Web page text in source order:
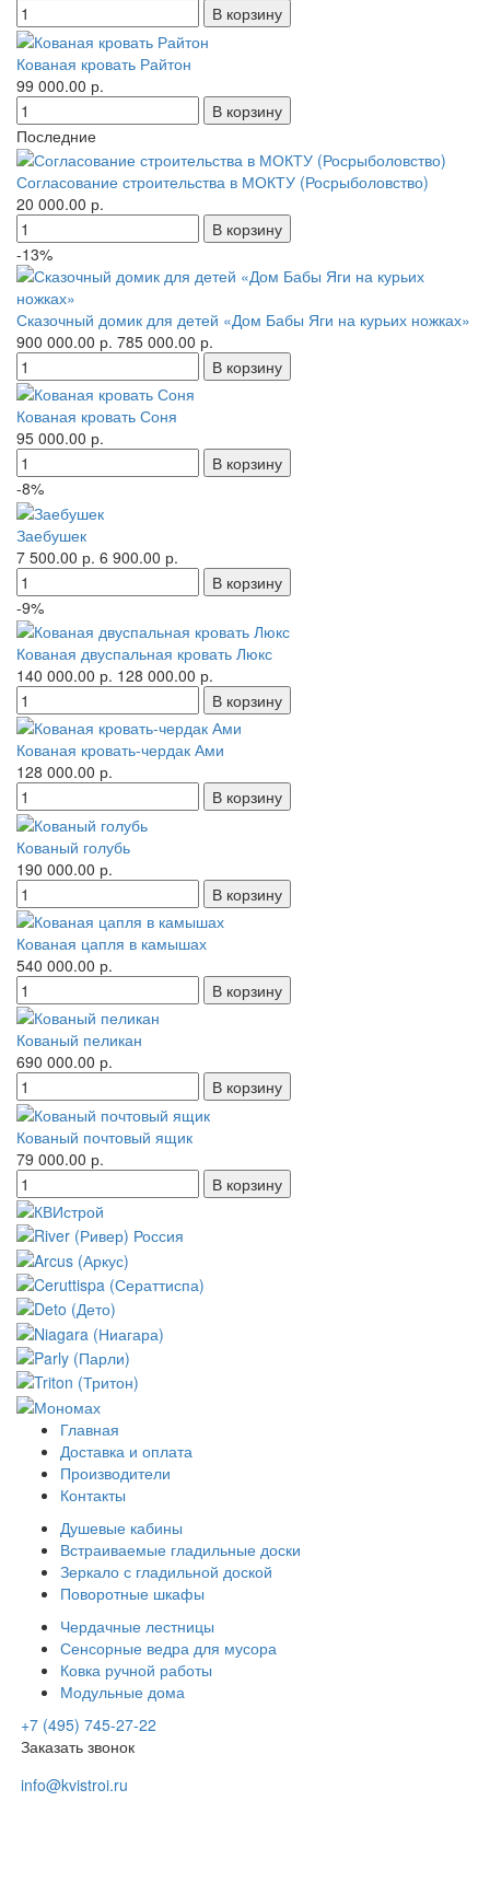
Кованая кровать Райтон
99 000.00 р.
Последние
Согласование строительства в МОКТУ (Росрыболовство)
20 000.00 р.
-13%
Сказочный домик для детей «Дом Бабы Яги на курьих ножках»
900 000.00 р. 785 000.00 р.
Кованая кровать Соня
95 000.00 р.
-8%
Заебушек
7 500.00 р. 6 900.00 р.
-9%
Кованая двуспальная кровать Люкс
140 000.00 р. 128 000.00 р.
Кованая кровать-чердак Ами
128 000.00 р.
Кованый голубь
190 000.00 р.
Кованая цапля в камышах
540 000.00 р.
Кованый пеликан
690 000.00 р.
Кованый почтовый ящик
79 000.00 р.
Главная
Доставка и оплата
Производители
Контакты
Душевые кабины
Встраиваемые гладильные доски
Зеркало с гладильной доской
Поворотные шкафы
Чердачные лестницы
Сенсорные ведра для мусора
Ковка ручной работы
Модульные дома
+7 (495) 745-27-22
Заказать звонок
info@kvistroi.ru